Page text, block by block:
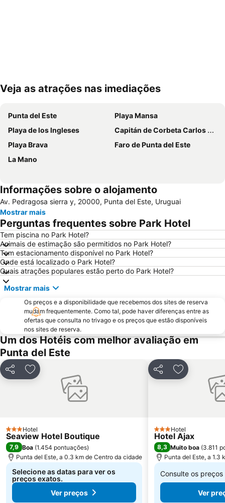
Ampliar mapa
Veja as atrações nas imediações
Punta del Este
Playa Mansa
Playa de los Ingleses
Capitán de Corbeta Carlos A. Curbelo International Airport
Playa Brava
Faro de Punta del Este
La Mano
Informações sobre o alojamento
Av. Pedragosa sierra y, 20000, Punta del Este, Uruguai
Mostrar mais
Perguntas frequentes sobre Park Hotel
Tem piscina no Park Hotel?
Animais de estimação são permitidos no Park Hotel?
Tem estacionamento disponível no Park Hotel?
Onde está localizado o Park Hotel?
Quais atrações populares estão perto do Park Hotel?
Mostrar mais
Os preços e a disponibilidade que recebemos dos sites de reserva
mudam frequentemente. Como tal, pode haver diferenças entre as
ofertas que consulta no trivago e os preços que estão disponíveis
nos sites de reserva.
Um dos Hotéis com melhor avaliação em
Punta del Este
PartilharAdicionar aos favoritos
3 Estrelas
Hotel
Seaview Hotel Boutique
7,9 Boa (1.454 pontuações)
Punta del Este, a 0.3 km de Centro da cidade
Selecione as datas para ver os
preços exatos.
Ver preços
PartilharAdicionar
3 Estrelas
Hotel
Hotel Ajax
8,3 Muito boa (3.811
Punta del Este, a 1.3
Consulte os
De
€ 50 Ver